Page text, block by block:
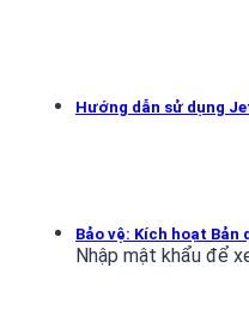
Hướng dẫn sử dụng
Bảo vệ: Kích hoạt Bản
Nhập mật khẩu để